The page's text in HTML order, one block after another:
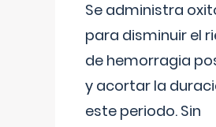
Se administra
para disminuir el
de hemorragia
y acortar la
este periodo. Sin